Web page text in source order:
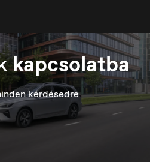
kapcsolatba
kérdésedre